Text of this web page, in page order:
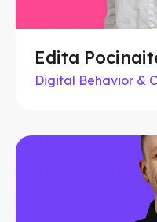
Edita
Digital Behavior &